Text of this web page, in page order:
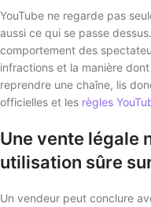
YouTube ne regarde pas
aussi ce qui se passe
comportement des
infractions et la manière
reprendre une chaîne, lis
officielles et les règles
Une vente légale
utilisation sûre
Un vendeur peut conclure